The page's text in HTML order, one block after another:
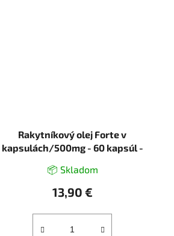
Rakytníkový olej Forte v
kapsulách/500mg - 60 kapsúl -
📦 Skladom
13,90 €